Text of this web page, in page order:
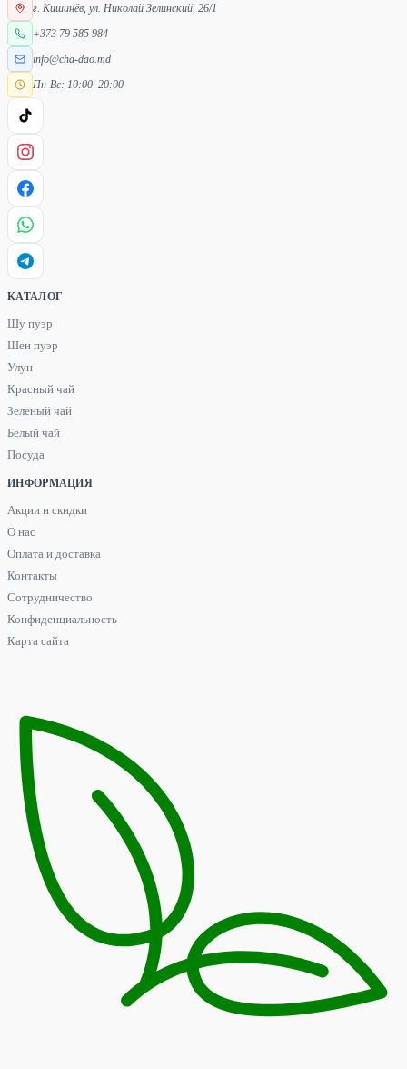
г. Кишинёв, ул. Николай Зелинский, 26/1
+373 79 585 984
info@cha-dao.md
Пн-Вс: 10:00–20:00
КАТАЛОГ
Шу пуэр
Шен пуэр
Улун
Красный чай
Зелёный чай
Белый чай
Посуда
ИНФОРМАЦИЯ
Акции и скидки
О нас
Оплата и доставка
Контакты
Сотрудничество
Конфиденциальность
Карта сайта